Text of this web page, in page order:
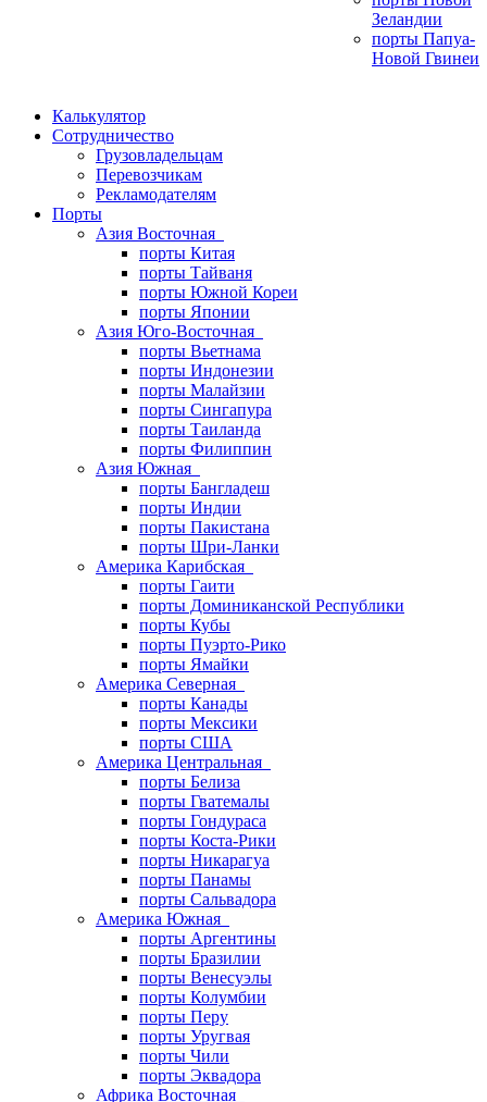
Зеландии
порты Папуа-
Новой Гвинеи
Калькулятор
Сотрудничество
Грузовладельцам
Перевозчикам
Рекламодателям
Порты
Азия Восточная
порты Китая
порты Тайваня
порты Южной Кореи
порты Японии
Азия Юго-Восточная
порты Вьетнама
порты Индонезии
порты Малайзии
порты Сингапура
порты Таиланда
порты Филиппин
Азия Южная
порты Бангладеш
порты Индии
порты Пакистана
порты Шри-Ланки
Америка Карибская
порты Гаити
порты Доминиканской Республики
порты Кубы
порты Пуэрто-Рико
порты Ямайки
Америка Северная
порты Канады
порты Мексики
порты США
Америка Центральная
порты Белиза
порты Гватемалы
порты Гондураса
порты Коста-Рики
порты Никарагуа
порты Панамы
порты Сальвадора
Америка Южная
порты Аргентины
порты Бразилии
порты Венесуэлы
порты Колумбии
порты Перу
порты Уругвая
порты Чили
порты Эквадора
Африка Восточная